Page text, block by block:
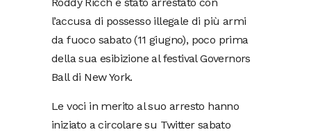
l’accusa di possesso illegale di più armi
da fuoco sabato (11 giugno), poco prima
della sua esibizione al festival Governors
Ball di New York.
Le voci in merito al suo arresto hanno
iniziato a circolare su Twitter sabato